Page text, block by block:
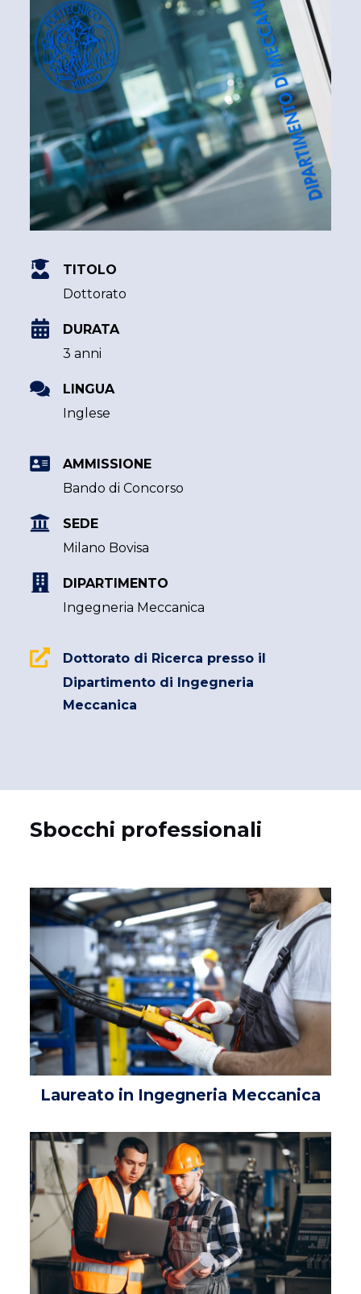
TITOLO
Dottorato
DURATA
3 anni
LINGUA
Inglese
AMMISSIONE
Bando di Concorso
SEDE
Milano Bovisa
DIPARTIMENTO
Ingegneria Meccanica
Dottorato di Ricerca presso il
Dipartimento di Ingegneria
Meccanica
Sbocchi professionali
Laureato in Ingegneria Meccanica